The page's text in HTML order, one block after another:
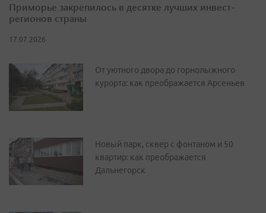
Приморье закрепилось в десятке лучших инвест-
регионов страны
17.07.2026
От уютного двора до горнолыжного
курорта: как преображается Арсеньев
Новый парк, сквер с фонтаном и 50
квартир: как преображается
Дальнегорск